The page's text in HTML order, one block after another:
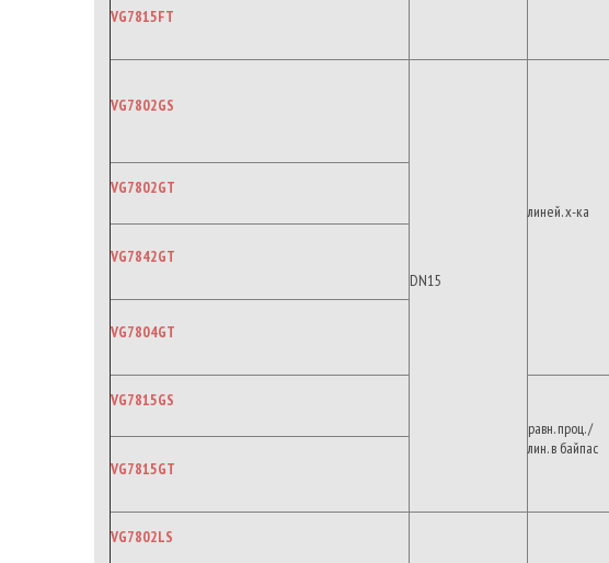
VG7815FT
VG7802GS
DN15
линей. х-ка
VG7802GT
VG7842GT
VG7804GT
VG7815GS
равн. проц. /
лин. в байпас
VG7815GT
VG7802LS